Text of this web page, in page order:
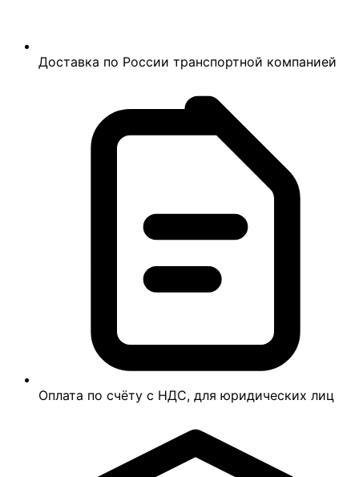
Доставка по России транспортной компанией
Оплата по счёту с НДС, для юридических лиц